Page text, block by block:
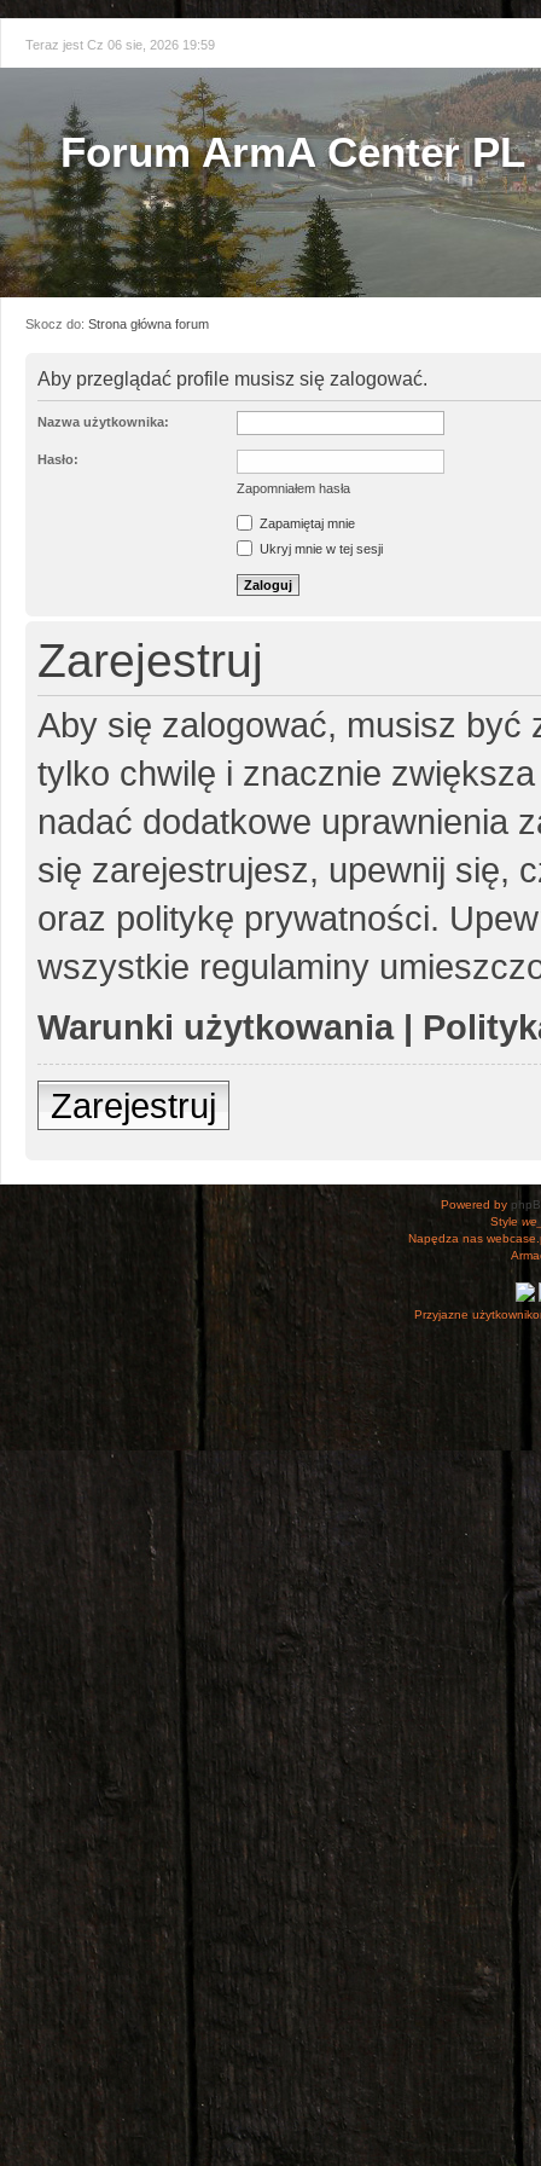
Teraz jest Cz 06 sie, 2026 19:59
Forum ArmA Center PL
Skocz do: Strona główna forum
Aby przeglądać profile musisz się zalogować.
Nazwa użytkownika:
Hasło:
Zapomniałem hasła
Zapamiętaj mnie
Ukryj mnie w tej sesji
Zarejestruj
Aby się zalogować, musisz być
tylko chwilę i znacznie
nadać dodatkowe uprawnienia
się zarejestrujesz, upewnij się,
oraz politykę prywatności.
wszystkie regulaminy
Warunki użytkowania|
Zarejestruj
Powered by
Style
Napędza nas
Przyjazne